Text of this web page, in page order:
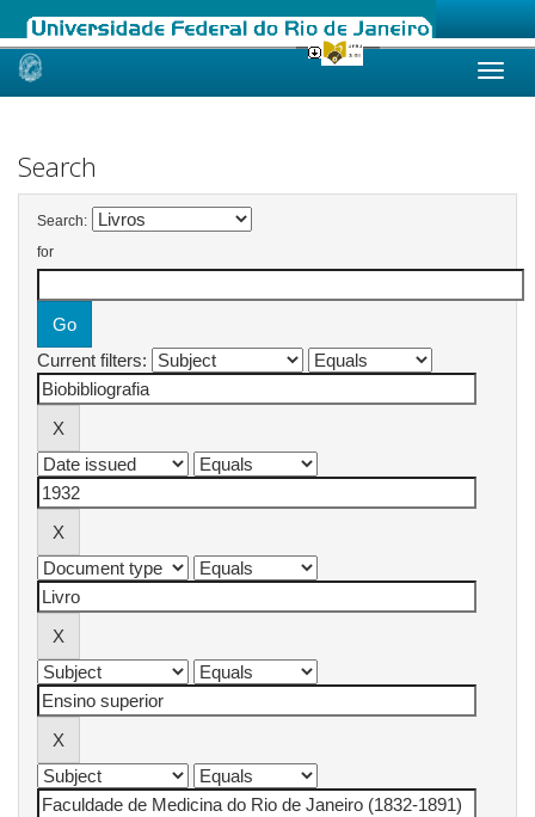
Skip
Search
Search:
for
Current filters: